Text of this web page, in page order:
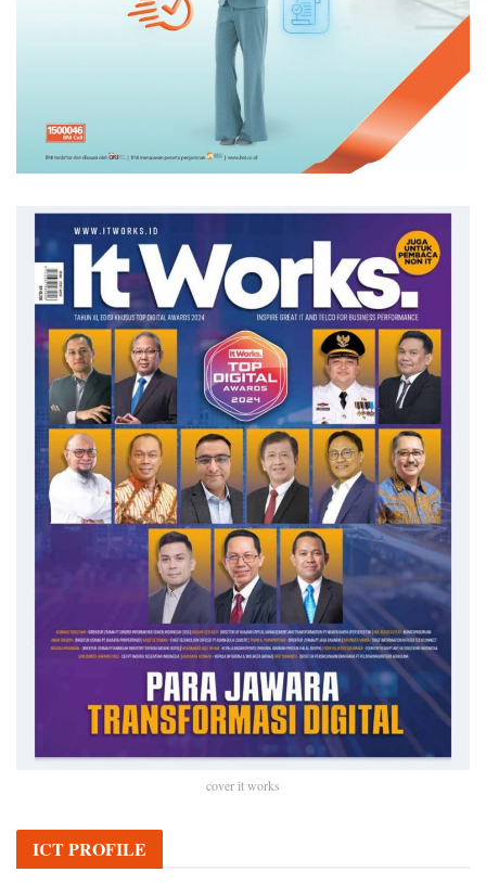
cover it works
ICT PROFILE